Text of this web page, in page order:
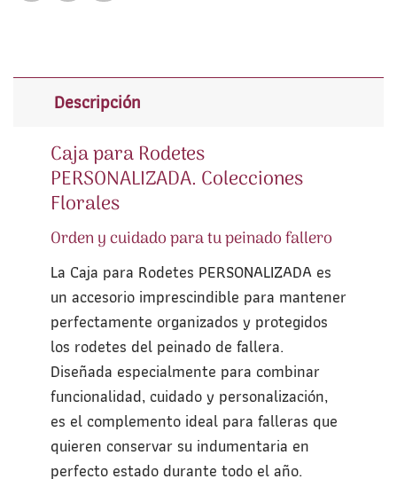
Descripción
Caja para Rodetes
PERSONALIZADA. Colecciones
Florales
Orden y cuidado para tu peinado fallero
La Caja para Rodetes PERSONALIZADA es
un accesorio imprescindible para mantener
perfectamente organizados y protegidos
los rodetes del peinado de fallera.
Diseñada especialmente para combinar
funcionalidad, cuidado y personalización,
es el complemento ideal para falleras que
quieren conservar su indumentaria en
perfecto estado durante todo el año.